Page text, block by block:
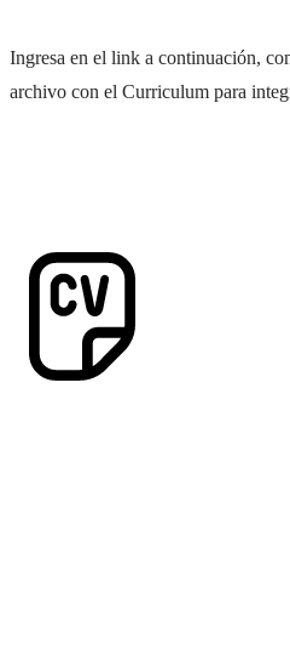
Ingresa en el link a continuación,
archivo con el Curriculum para